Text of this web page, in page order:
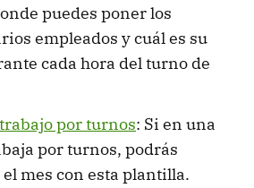
puedes poner los
empleados y cuál es su
cada hora del turno de
por turnos: Si en una
por turnos, podrás
mes con esta plantilla.